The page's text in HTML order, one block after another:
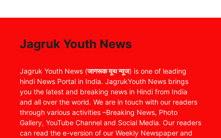
Jagruk Youth News
Jagruk Youth News (जागरूक यूथ न्यूज) is one of leading
hindi News Portal in India. JagrukYouth News brings
you the latest and breaking news in Hindi from India
and all over the world. We are in touch with our readers
through various activities –Breaking News, Photo
Gallery, YouTube Channel and Social Media. Our readers
can read the e-version of our Weekly Newspaper and